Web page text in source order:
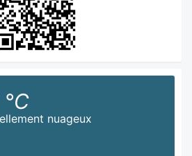
nuageux
°C